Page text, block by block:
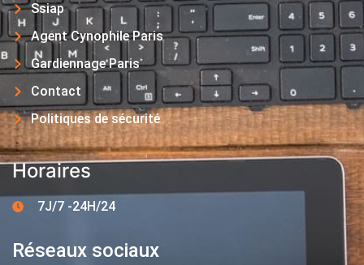
Ssiap
Agent Cynophile Paris
Gardiennage Paris
Contact
Politiques de sécurité
Horaires
7J/7 -24H/24
Réseaux sociaux